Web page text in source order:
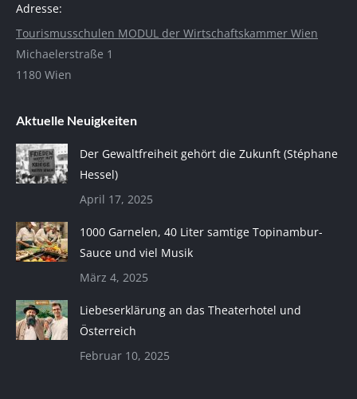
Adresse:
Tourismusschulen MODUL der Wirtschaftskammer Wien
Michaelerstraße 1
1180 Wien
Aktuelle Neuigkeiten
Der Gewaltfreiheit gehört die Zukunft (Stéphane
Hessel)
April 17, 2025
1000 Garnelen, 40 Liter samtige Topinambur-
Sauce und viel Musik
März 4, 2025
Liebeserklärung an das Theaterhotel und
Österreich
Februar 10, 2025